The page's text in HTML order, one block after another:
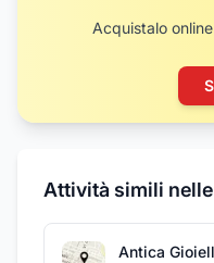
Acquistalo
Attività simili
Antica